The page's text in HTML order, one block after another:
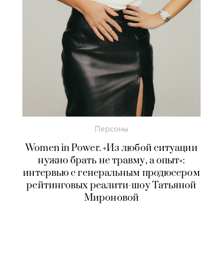
Персоны
Women in Power. «Из любой ситуации
нужно брать не травму, а опыт»:
интервью с генеральным продюсером
рейтинговых реалити-шоу Татьяной
Мироновой